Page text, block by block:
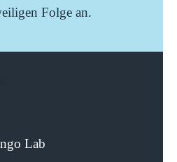
Folge an.
Lab